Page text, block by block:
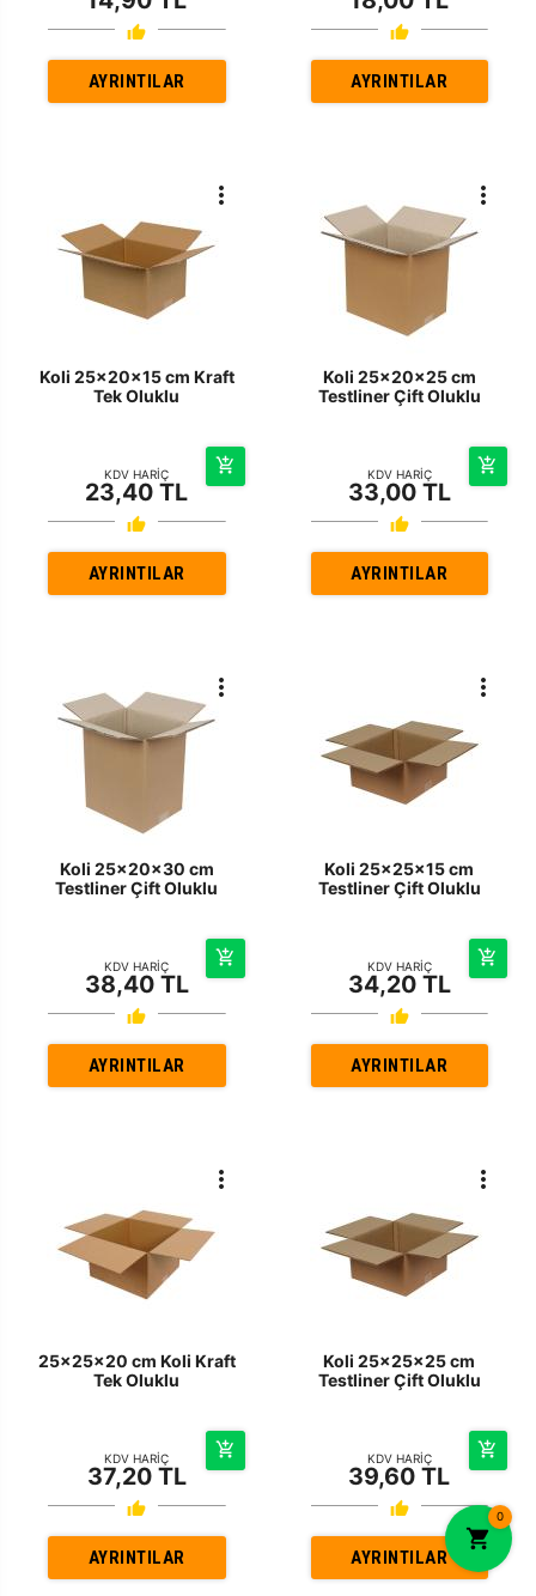
0
AYRINTILAR AYRINTILAR
Koli 25x20x15 cm Kraft
Tek Oluklu
KDV HARİÇ
23,40 TL
AYRINTILAR
Koli 25x20x25 cm
Testliner Çift Oluklu
KDV HARİÇ
33,00 TL
AYRINTILAR
Koli 25x20x30 cm
Testliner Çift Oluklu
KDV HARİÇ
38,40 TL
AYRINTILAR
Koli 25x25x15 cm
Testliner Çift Oluklu
KDV HARİÇ
34,20 TL
AYRINTILAR
25x25x20 cm Koli Kraft
Tek Oluklu
KDV HARİÇ
37,20 TL
AYRINTILAR
Koli 25x25x25 cm
Testliner Çift Oluklu
KDV HARİÇ
39,60 TL
AYRINTILAR